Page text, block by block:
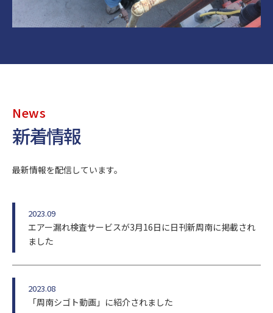
News
新着情報
最新情報を配信しています。
2023.09
エアー漏れ検査サービスが3月16日に日刊新周南に掲載され
ました
2023.08
「周南シゴト動画」に紹介されました